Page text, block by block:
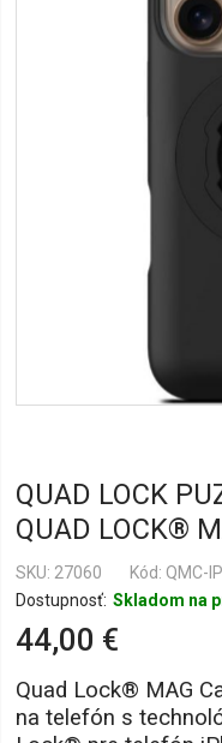
QUAD LOCK
QUAD LOCK®
Dostupnosť: Skladom na
SKU 27060 Kód: QMC-
44,00 €
Quad Lock® MAG
na telefón s